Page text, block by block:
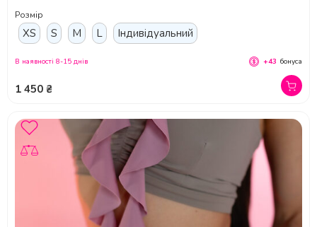
Розмір
XS S M L Індивідуальний
1 450 ₴
В наявності 8-15 днів +43 бонуса